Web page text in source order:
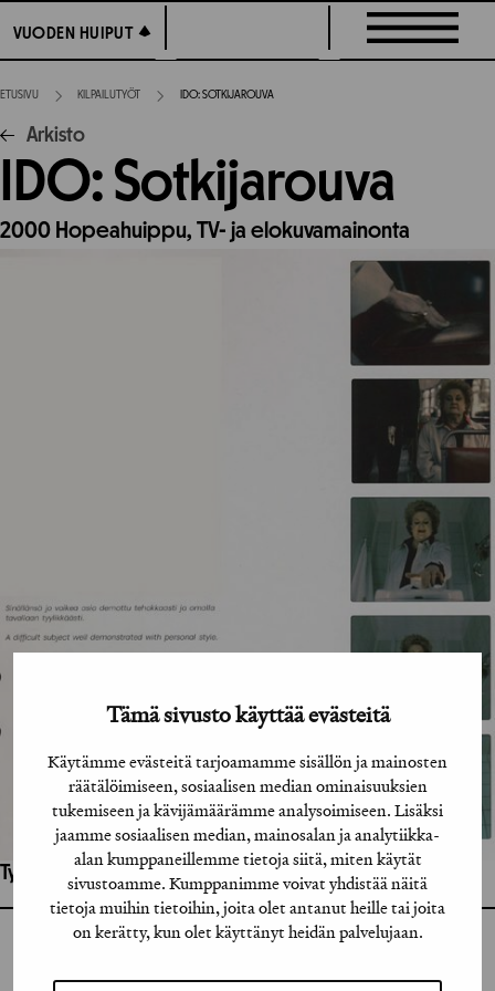
Tämä sivusto käyttää evästeitä
Käytämme evästeitä tarjoamamme sisällön ja mainosten
räätälöimiseen, sosiaalisen median ominaisuuksien
tukemiseen ja kävijämäärämme analysoimiseen. Lisäksi
jaamme sosiaalisen median, mainosalan ja analytiikka-
alan kumppaneillemme tietoja siitä, miten käytät
sivustoamme. Kumppanimme voivat yhdistää näitä
tietoja muihin tietoihin, joita olet antanut heille tai joita
on kerätty, kun olet käyttänyt heidän palvelujaan.
suoraan
sisältöön
VUODEN HUIPUT
VUODEN HUIPUT
ETUSIVU KILPAILUTYÖT IDO: SOTKIJAROUVA
Arkisto
IDO: Sotkijarouva
2000 Hopeahuippu, TV- ja elokuvamainonta
Työhön osallistuneet henkilöt / tahot:
GRAFIA RY
00120 HELSINKI